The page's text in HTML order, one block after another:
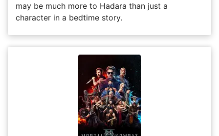
may be much more to Hadara than just a
character in a bedtime story.